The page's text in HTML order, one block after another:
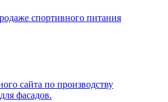
спортивного питания
сайта по производству
фасадов.